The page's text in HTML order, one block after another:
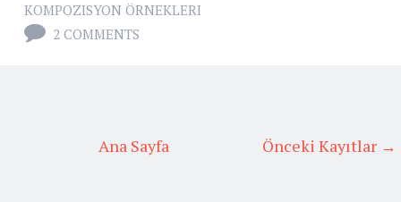
KOMPOZISYON ÖRNEKLERI
2 COMMENTS
Önceki Kayıtlar →
Ana Sayfa